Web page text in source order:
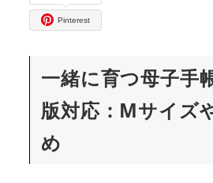
Pinterest
一緒に育つ母子手
版対応：Mサイズ
め